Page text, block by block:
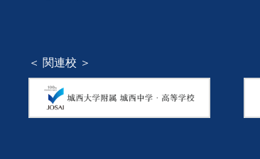
＜ 関連校 ＞